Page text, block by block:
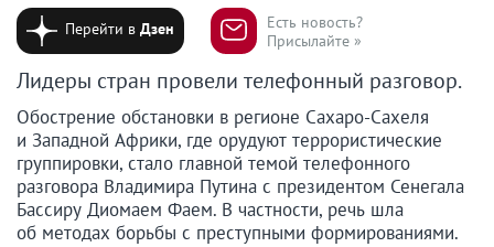
Перейти вДзен
Есть новость?
Присылайте »
Лидеры стран провели телефонный разговор.
Обострение обстановки в регионе Сахаро-Сахеля
и Западной Африки, где орудуют террористические
группировки, стало главной темой телефонного
разговора Владимира Путина с президентом Сенегала
Бассиру Диомаем Фаем. В частности, речь шла
об методах борьбы с преступными формированиями.